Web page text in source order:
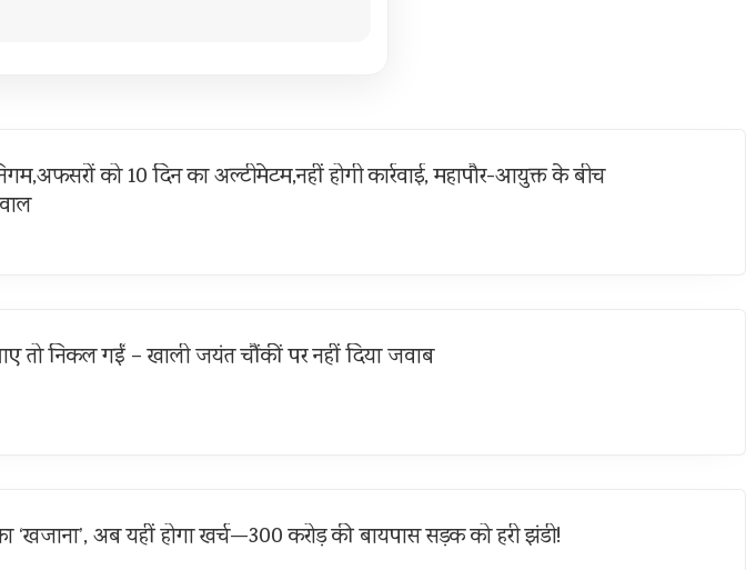
को 10 दिन का अल्टीमेटम,नहीं होगी कार्रवाई, महापौर-आयुक्त के बीच
तो निकल गईं – खाली जयंत चौंकीं पर नहीं दिया जवाब
‘खजाना’, अब यहीं होगा खर्च—300 करोड़ की बायपास सड़क को हरी झंडी!